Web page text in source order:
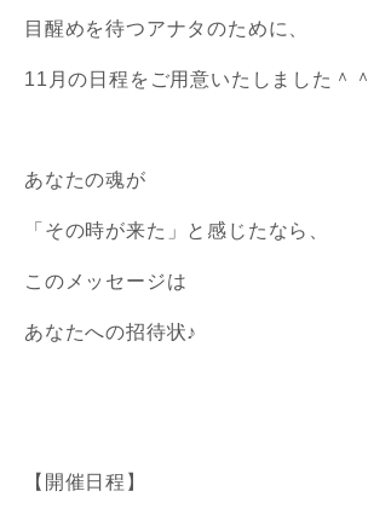
目醒めを待つアナタのために、
11月の日程をご用意いたしました＾＾
あなたの魂が
「その時が来た」と感じたなら、
このメッセージは
あなたへの招待状♪
【開催日程】